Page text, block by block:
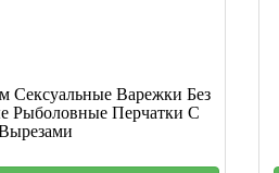
Сексуальные Варежки Без
Рыболовные Перчатки С